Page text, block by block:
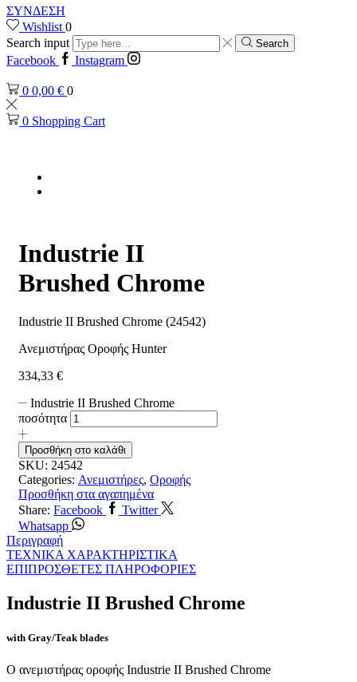
ΣΥΝΔΕΣΗ
Wishlist 0
Search input
Search
Facebook Instagram
0 0,00 € 0
0 Shopping Cart
Industrie II
Brushed Chrome
Industrie II Brushed Chrome (24542)
Ανεμιστήρας Οροφής Hunter
334,33 €
Industrie II Brushed Chrome
ποσότητα
Προσθήκη στο καλάθι
SKU: 24542
Categories: Ανεμιστήρες, Οροφής
Προσθήκη στα αγαπημένα
Share: Facebook
Twitter
Whatsapp
Περιγραφή
ΤΕΧΝΙΚΑ ΧΑΡΑΚΤΗΡΙΣΤΙΚΑ
ΕΠΙΠΡΟΣΘΕΤΕΣ ΠΛΗΡΟΦΟΡΙΕΣ
Industrie II Brushed Chrome
with Gray/Teak blades
Ο ανεμιστήρας οροφής Industrie II Brushed Chrome